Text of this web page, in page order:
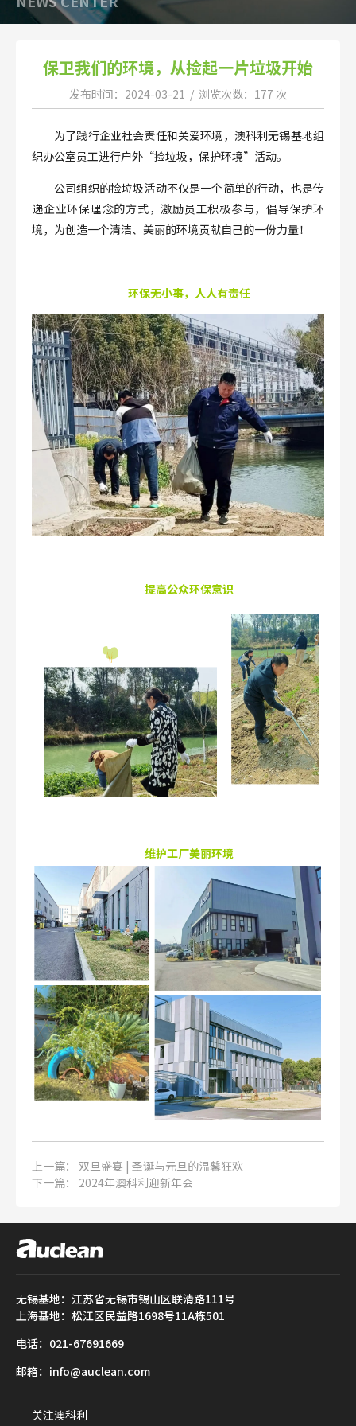
保卫我们的环境，从捡起一片垃圾开始
发布时间：2024-03-21 / 浏览次数：177 次
为了践行企业社会责任和关爱环境，澳科利无锡基地组
织办公室员工进行户外“捡垃圾，保护环境”活动。
公司组织的捡垃圾活动不仅是一个简单的行动，也是传
递企业环保理念的方式，激励员工积极参与，倡导保护环
境，为创造一个清洁、美丽的环境贡献自己的一份力量！
环保无小事，人人有责任
提高公众环保意识
维护工厂美丽环境
上一篇： 双旦盛宴 | 圣诞与元旦的温馨狂欢
下一篇： 2024年澳科利迎新年会
无锡基地：江苏省无锡市锡山区联清路111号
上海基地：松江区民益路1698号11A栋501
电话：021-67691669
邮箱：info@auclean.com
关注澳科利